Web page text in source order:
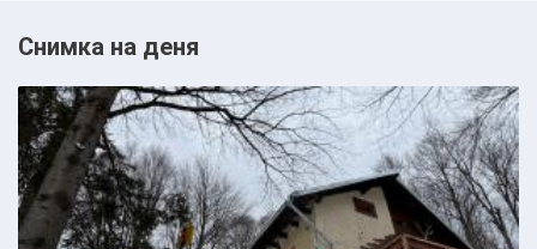
Снимка на деня